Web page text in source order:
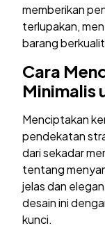
memberikan
terlupakan,
barang
Cara
Minimalis
Menciptakan
pendekatan
dari sekadar
tentang
jelas dan
desain ini
kunci.